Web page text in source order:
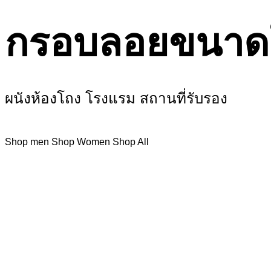
กรอบลอยขนา
ผนังห้องโถง โรงแรม สถานที่รับรอง
Shop men Shop Women Shop All